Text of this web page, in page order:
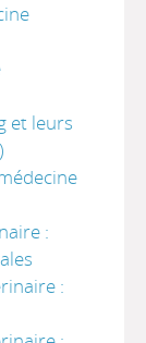
et leurs
:
: